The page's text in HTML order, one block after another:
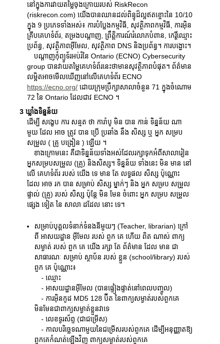
នៅក្នុងការវាយតម្លៃចុងក្រោយរបស់ RiskRecon
(riskrecon.com) យើងបានឈានដល់ពិន្ទុដ៏ល្អឥតខ្ចោះនៃ 10/10
ក្នុង 9 ប្រភេទទាំងអស់៖ ការបំប្លែងកម្មវិធី, សុវត្ថិភាពកម្មវិធី, ការអ៊ិន
គ្រីបគេហទំព័រ, តម្រងបណ្តាញ, ព្រឹត្តិការណ៍រំលោភបំពាន, កេរ្តិ៍ឈ្មោះ
ប្រព័ន្ធ, សុវត្ថិភាពអ៊ីមែល, សុវត្ថិភាព DNS និងប្រព័ន្ធ។ ការបង្ហោះ។
បណ្តាញកុំព្យូទ័រអប់រំនៃ Ontario (ECNO) Cybersecurity
group បានវាយតម្លៃគេហទំព័រនេះថាមានសុវត្ថិភាពបំផុត។ ព័ត៌មាន
លម្អិតអាចមើលឃើញនៅលើគេហទំព័រ ECNO
https://ecno.org/ ដោយក្រុមប្រឹក្សាសាលាចំនួន 71 ក្នុងចំណោម
72 នៃ Ontario ដែលជាវ ECNO ។
3 ឃ្លាំងទិន្នន័យ
ដើម្បី សង្ខេប ការ សន្មត ថា ការ៉ាបូ មិន បាន កាន់ ទិន្នន័យ ណា
មួយ ដែល អាច ត្រូវ បាន ប្រើ ប្រឆាំង នឹង សិស្ស ឬ អ្នក សម្រប
សម្រួល ( គ្រូ បង្រៀន ) ឡើយ ។
ខាងក្រោមនេះ គឺជាទិន្នន័យទាំងអស់ដែលរក្សាទុកអំពីសាលារៀន
អ្នកសម្របសម្រួល (គ្រូ) និងសិស្ស។ ទិន្នន័យ ទាំងនេះ មិន មាន នៅ
លើ គេហទំព័រ របស់ យើង ទេ មាន តែ លទ្ធផល សិស្ស ប៉ុណ្ណោះ
ដែល អាច រក បាន សម្រាប់ សិស្ស ម្នាក់ៗ និង អ្នក សម្រប សម្រួល
ផ្ទាល់ (គ្រូ) របស់ សិស្ស ប៉ុន្តែ មិន មែន ចំពោះ អ្នក សម្រប សម្រួល
ផ្សេង ទៀត នៃ សាលា ដដែល នោះ ទេ។
សម្រាប់បុគ្គលទំនាក់ទំនងនីមួយៗ (Teacher, librarian) ក្រៅ
ពី អាសយដ្ឋាន អ៊ីមែល របស់ ពួក គេ ហើយ ពិត ណាស់ ពាក្យ
សម្ងាត់ របស់ ពួក គេ យើង រក្សា តែ ព័ត៌មាន ដែល មាន ជា
សាធារណៈ សម្រាប់ ស្ថាប័ន របស់ ខ្លួន (school/library) របស់
ពួក គេ ប៉ុណ្ណោះ៖
- ឈ្មោះ
- អាសយដ្ឋានអ៊ីមែល (បានផ្ទៀងផ្ទាត់នៅពេលបញ្ចូល)
- ការអ៊ិនកូដ MD5 128 ប៊ីត នៃពាក្យសម្ងាត់របស់ពួកគេ
មិនមែនជាពាក្យសម្ងាត់ខ្លួនវាទេ
- លេខទូរស័ព្ទ (ជាជម្រើស)
- កាលបរិច្ឆេទណាមួយនៃជម្រើសរបស់ពួកគេ ដើម្បីអនុញ្ញាតឱ្យ
ពួកគេកំណត់ឡើងវិញ ពាក្យសម្ងាត់របស់ពួកគេ